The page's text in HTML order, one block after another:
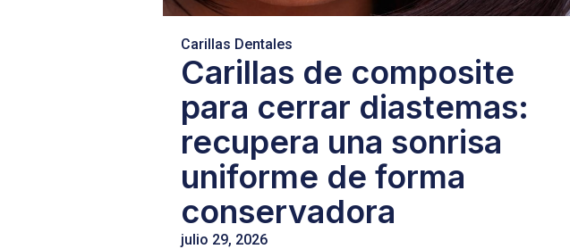
Carillas Dentales
Carillas de composite
para cerrar diastemas:
recupera una sonrisa
uniforme de forma
conservadora
julio 29, 2026